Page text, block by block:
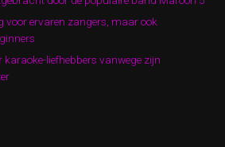
voor ervaren zangers, maar ook
karaoke-liefhebbers vanwege zijn